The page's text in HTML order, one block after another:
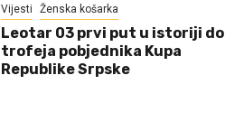
Vijesti
Ženska košarka
Leotar 03 prvi put u istoriji do
trofeja pobjednika Kupa
Republike Srpske